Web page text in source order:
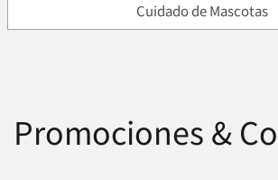
Cuidado de Mascotas
Promociones &